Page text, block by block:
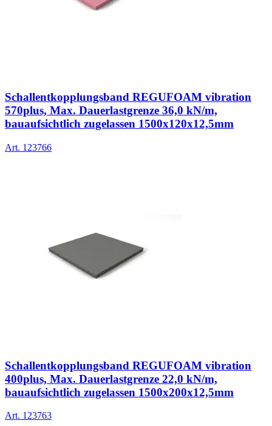
Schallentkopplungsband REGUFOAM vibration
570plus, Max. Dauerlastgrenze 36,0 kN/m,
bauaufsichtlich zugelassen 1500x120x12,5mm
Art. 123766
Schallentkopplungsband REGUFOAM vibration
400plus, Max. Dauerlastgrenze 22,0 kN/m,
bauaufsichtlich zugelassen 1500x200x12,5mm
Art. 123763